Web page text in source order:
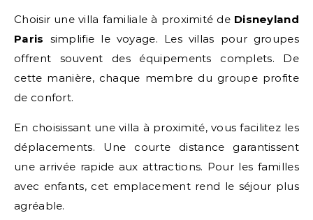
Choisir une villa familiale à proximité de Disneyland
Paris simplifie le voyage. Les villas pour groupes
offrent souvent des équipements complets. De
cette manière, chaque membre du groupe profite
de confort.
En choisissant une villa à proximité, vous facilitez les
déplacements. Une courte distance garantissent
une arrivée rapide aux attractions. Pour les familles
avec enfants, cet emplacement rend le séjour plus
agréable.